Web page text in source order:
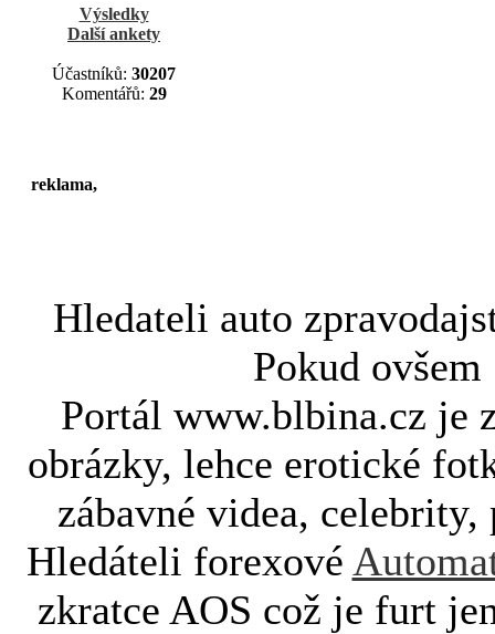
Výsledky
Další ankety
Účastníků: 30207
Komentářů: 29
reklama,
Hledateli auto
Pokud
Portál www.blbina.cz je
obrázky, lehce erotické
zábavné videa,
Hledáteli forexové
zkratce AOS což je furt